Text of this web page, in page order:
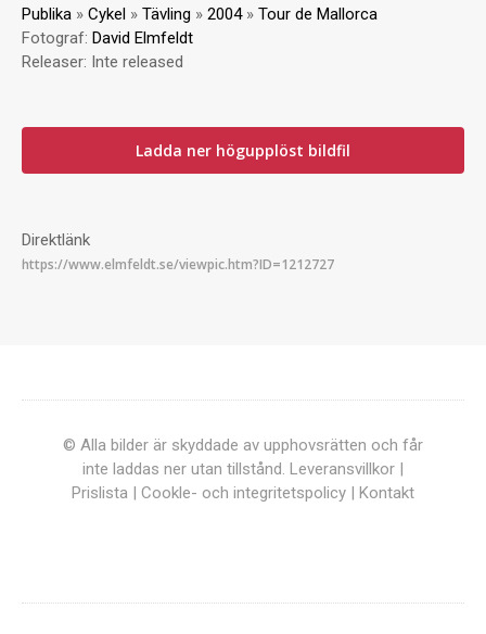
Publika » Cykel » Tävling » 2004» Tour de Mallorca
Fotograf: David Elmfeldt
Releaser: Inte released
Ladda ner högupplöst bildfil
Direktlänk
© Alla bilder är skyddade av upphovsrätten och får
inte laddas ner utan tillstånd. Leveransvillkor |
Prislista | Cookle- och integritetspolicy | Kontakt